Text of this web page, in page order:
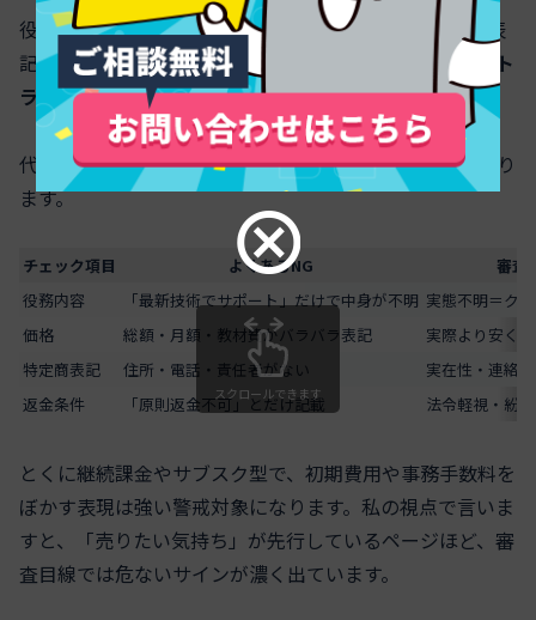
役務ビジネスで一発NGが多いのが、サイトと特定商の表
記です。単なる「書き忘れ」ではなく、審査担当からは
ト
ラブルを隠したい会社に見えるからです。
代表的なチェックポイントをまとめると、次のようになり
ます。
チェック項目 よくあるNG
審査
役務内容
「最新技術でサポート」だけで中身が不明 実態不明＝ク
価格
総額・月額・教材費がバラバラ表記
実際より安く
特定商表記
住所・電話・責任者がない
実在性・連絡
返金条件
「原則返金不可」とだけ記載 法令軽視・紛
スクロールできます
とくに継続課金やサブスク型で、初期費用や事務手数料を
ぼかす表現は強い警戒対象になります。私の視点で言いま
すと、「売りたい気持ち」が先行しているページほど、審
査目線では危ないサインが濃く出ています。